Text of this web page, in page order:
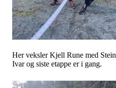
Her veksler Kjell Rune med Stein
Ivar og siste etappe er i gang.